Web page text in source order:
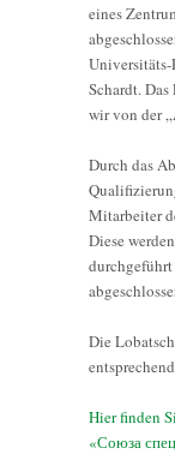
eines
Schardt.
wir von der
Durch das
Mitarbeiter
Diese
Die
Hier finden
«Союза